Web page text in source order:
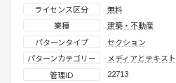
ライセンス区分
無料
業種
建築・不動産
パターンタイプ
セクション
パターンカテゴリー
メディアとテキスト
管理ID
22713